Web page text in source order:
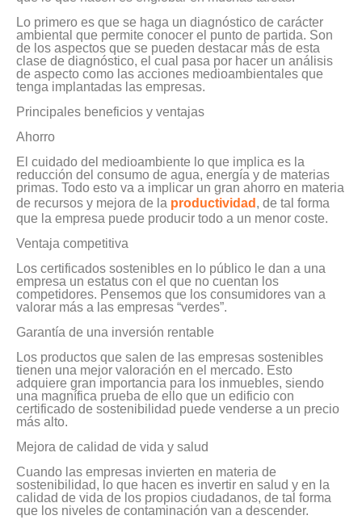
Lo primero es que se haga un diagnóstico de carácter
ambiental que permite conocer el punto de partida. Son
de los aspectos que se pueden destacar más de esta
clase de diagnóstico, el cual pasa por hacer un análisis
de aspecto como las acciones medioambientales que
tenga implantadas las empresas.
Principales beneficios y ventajas
Ahorro
El cuidado del medioambiente lo que implica es la
reducción del consumo de agua, energía y de materias
primas. Todo esto va a implicar un gran ahorro en materia
de recursos y mejora de la productividad , de tal forma
que la empresa puede producir todo a un menor coste.
Ventaja competitiva
Los certificados sostenibles en lo público le dan a una
empresa un estatus con el que no cuentan los
competidores. Pensemos que los consumidores van a
valorar más a las empresas “verdes”.
Garantía de una inversión rentable
Los productos que salen de las empresas sostenibles
tienen una mejor valoración en el mercado. Esto
adquiere gran importancia para los inmuebles, siendo
una magnífica prueba de ello que un edificio con
certificado de sostenibilidad puede venderse a un precio
más alto.
Mejora de calidad de vida y salud
Cuando las empresas invierten en materia de
sostenibilidad, lo que hacen es invertir en salud y en la
calidad de vida de los propios ciudadanos, de tal forma
que los niveles de contaminación van a descender.